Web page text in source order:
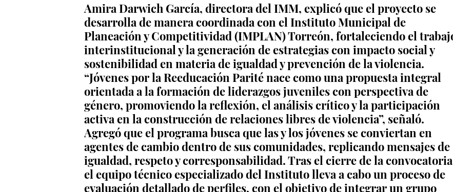
Amira Darwich García, directora del IMM, explicó que el proyecto se
desarrolla de manera coordinada con el Instituto Municipal de
Planeación y Competitividad (IMPLAN) Torreón, fortaleciendo el
interinstitucional y la generación de estrategias con impacto social y
sostenibilidad en materia de igualdad y prevención de la violencia.
“Jóvenes por la Reeducación Parité nace como una propuesta integral
orientada a la formación de liderazgos juveniles con perspectiva de
género, promoviendo la reflexión, el análisis crítico y la participación
activa en la construcción de relaciones libres de violencia”, señaló.
Agregó que el programa busca que las y los jóvenes se conviertan en
agentes de cambio dentro de sus comunidades, replicando mensajes de
igualdad, respeto y corresponsabilidad. Tras el cierre de la
el equipo técnico especializado del Instituto lleva a cabo un proceso de
evaluación detallado de perfiles, con el objetivo de integrar un grupo